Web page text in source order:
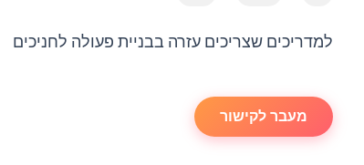
למדריכים שצריכים עזרה בבניית פעולה לחניכים
מעבר לקישור